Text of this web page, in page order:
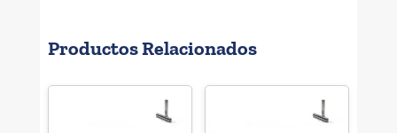
7/8"
Productos Relacionados